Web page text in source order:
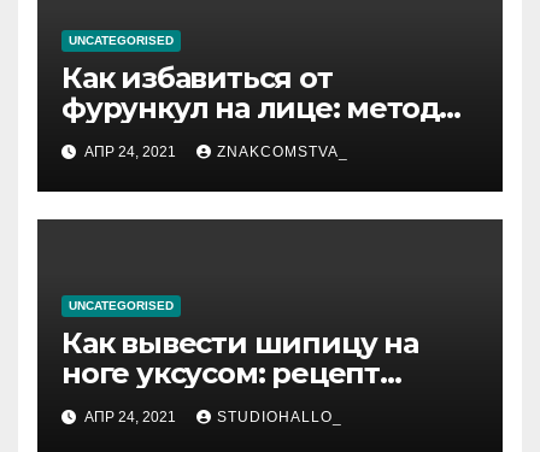
UNCATEGORISED
Как избавиться от
фурункул на лице: методы
лечения
АПР 24, 2021 ZNAKCOMSTVA_
UNCATEGORISED
Как вывести шипицу на
ноге уксусом: рецепт
приготовления
компрессов и теста
АПР 24, 2021 STUDIOHALLO_